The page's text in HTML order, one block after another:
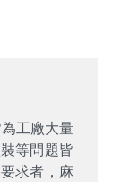
工廠大量
等問題皆
求者，麻